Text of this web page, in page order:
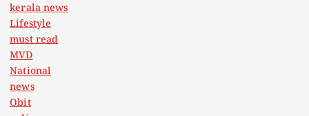
kerala news
Lifestyle
must read
MVD
National
news
Obit